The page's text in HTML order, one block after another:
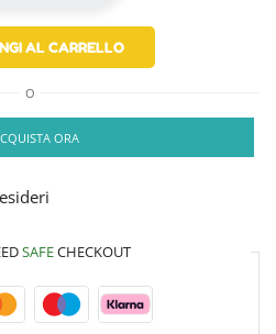
AL CARRELLO
O
ORA
SAFECHECKOUT